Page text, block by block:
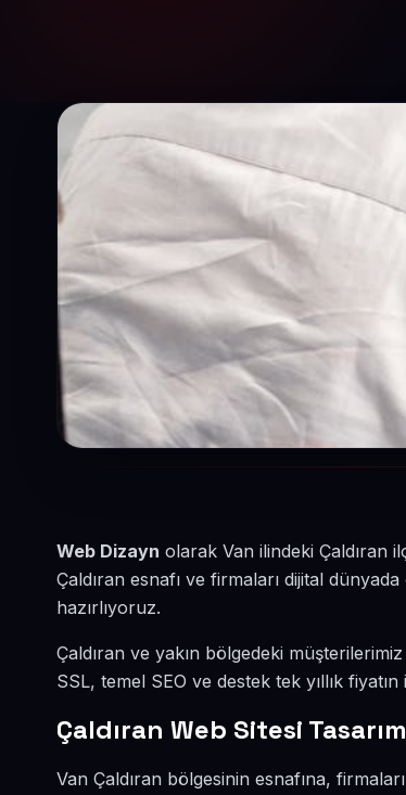
Web Dizayn olarak Van ilindeki Çaldıran
Çaldıran esnafı ve firmaları dijital
hazırlıyoruz.
Çaldıran ve yakın bölgedeki
SSL, temel SEO ve destek tek yıllık
Çaldıran Web Sitesi
Van Çaldıran bölgesinin esnafına,